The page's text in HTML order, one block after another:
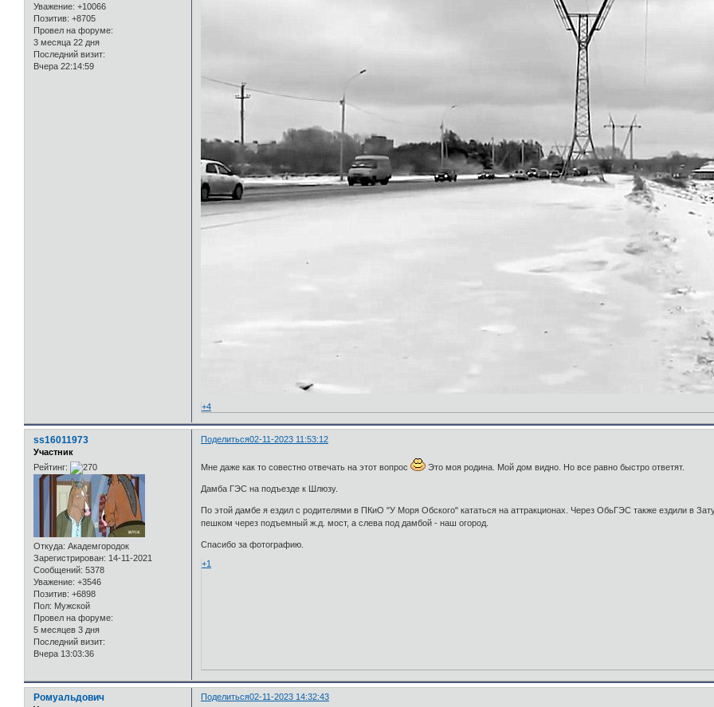
Уважение: +10066
Позитив: +8705
Провел на форуме:
3 месяца 22 дня
Последний визит:
Вчера 22:14:59
+4
Поделиться02-11-2023 11:53:12
ss16011973
Участник
Рейтинг:
Откуда: Академгородок
Зарегистрирован: 14-11-2021
Сообщений: 5378
Уважение: +3546
Позитив: +6898
Пол: Мужской
Провел на форуме:
5 месяцев 3 дня
Последний визит:
Вчера 13:03:36
Мне даже как то совестно отвечать на этот вопрос Это моя родина. Мой дом видно. Но все равно быстро ответят.
Дамба ГЭС на подъезде к Шлюзу.
По этой дамбе я ездил с родителями в ПКиО "У Моря Обского" кататься на аттракционах. Через ОбьГЭС также ездили в
пешком через подъемный ж.д. мост, а слева под дамбой - наш огород.
Спасибо за фотографию.
+1
Поделиться02-11-2023 14:32:43
Ромуальдович